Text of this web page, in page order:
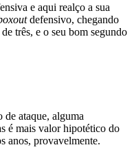
e aqui realço a sua
defensivo, chegando
três, e o seu bom segundo
de ataque, alguma
é mais valor hipotético do
anos, provavelmente.